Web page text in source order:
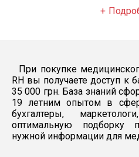
При покупке
RH вы получаете доступ к
35 000 грн. База знаний
19 летним опытом в
бухгалтеры,
оптимальную подборку
нужной информации для